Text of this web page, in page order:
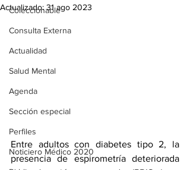
Coleccionable
Consulta Externa
Actualidad
Salud Mental
Agenda
Sección especial
Perfiles
Noticiero Médico 2020
Actualizado:31 ago 2023
Entre adultos con diabetes tipo 2, la
presencia de espirometría deteriorada